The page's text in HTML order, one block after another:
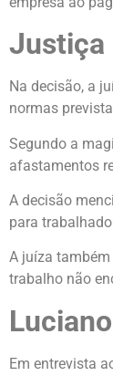
Justiça
Na decisão, a
normas
Segundo a
afastamentos
A decisão
para
A juíza
trabalho não
Em entrevista